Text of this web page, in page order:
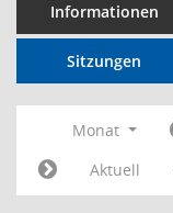
Informationen
Sitzungen
Monat
Aktuell